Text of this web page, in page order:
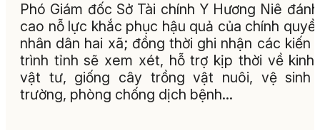
Phó Giám đốc Sở Tài chính Y Hương Niê
cao nỗ lực khắc phục hậu quả của chính
nhân dân hai xã; đồng thời ghi nhận các kiến
trình tỉnh sẽ xem xét, hỗ trợ kịp thời về kinh
vật tư, giống cây trồng vật nuôi, vệ sinh
trường, phòng chống dịch bệnh...